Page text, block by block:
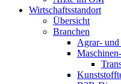
Wirtschaftsstandort
Übersicht
Branchen
Agrar-